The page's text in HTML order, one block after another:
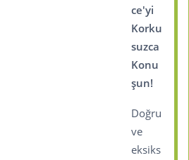
ce'yi
Korku
suzca
Konu
şun!
Doğru
ve
eksiks